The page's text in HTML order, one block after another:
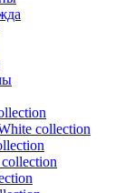
collection